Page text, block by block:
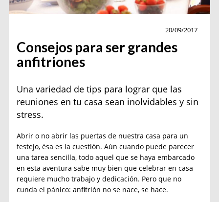
20/09/2017
Consejos para ser grandes
anfitriones
Una variedad de tips para lograr que las
reuniones en tu casa sean inolvidables y sin
stress.
Abrir o no abrir las puertas de nuestra casa para un
festejo, ésa es la cuestión. Aún cuando puede parecer
una tarea sencilla, todo aquel que se haya embarcado
en esta aventura sabe muy bien que celebrar en casa
requiere mucho trabajo y dedicación. Pero que no
cunda el pánico: anfitrión no se nace, se hace.